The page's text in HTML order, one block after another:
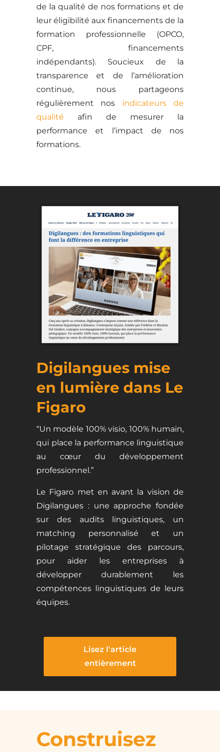
de la qualité de nos formations et de
leur éligibilité aux financements de la
formation professionnelle (OPCO,
CPF, financements
indépendants). Soucieux de la
transparence et de l’amélioration
continue, nous partageons
régulièrement nos indicateurs de
qualité afin de mesurer la
performance et l’impact de nos
formations.
Digilangues mise
en lumière dans Le
Figaro
“Un modèle 100% visio, 100% humain,
qui place la performance linguistique
au cœur du développement
professionnel.”
Le Figaro met en avant la vision de
Digilangues : une approche fondée
sur des audits linguistiques, un
matching personnalisé et un
pilotage stratégique des parcours,
pour aider les entreprises à
développer durablement les
compétences linguistiques de leurs
équipes.
Lisez l'article
entièrement
Construisez